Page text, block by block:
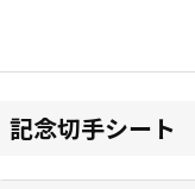
記念切手シート